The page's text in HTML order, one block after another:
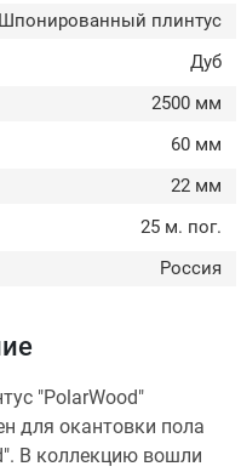
Шпонированный плинтус
Дуб
2500 мм
60 мм
22 мм
25 м. пог.
Россия
"PolarWood"
для окантовки пола
В коллекцию вошли